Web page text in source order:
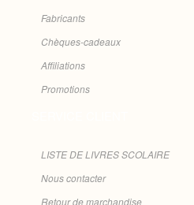
Fabricants
Chèques-cadeaux
Affiliations
Promotions
LISTE DE LIVRES SCOLAIRE
Nous contacter
Retour de marchandise